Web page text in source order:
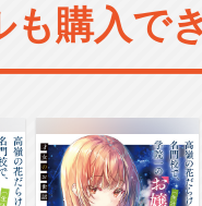
も購入で